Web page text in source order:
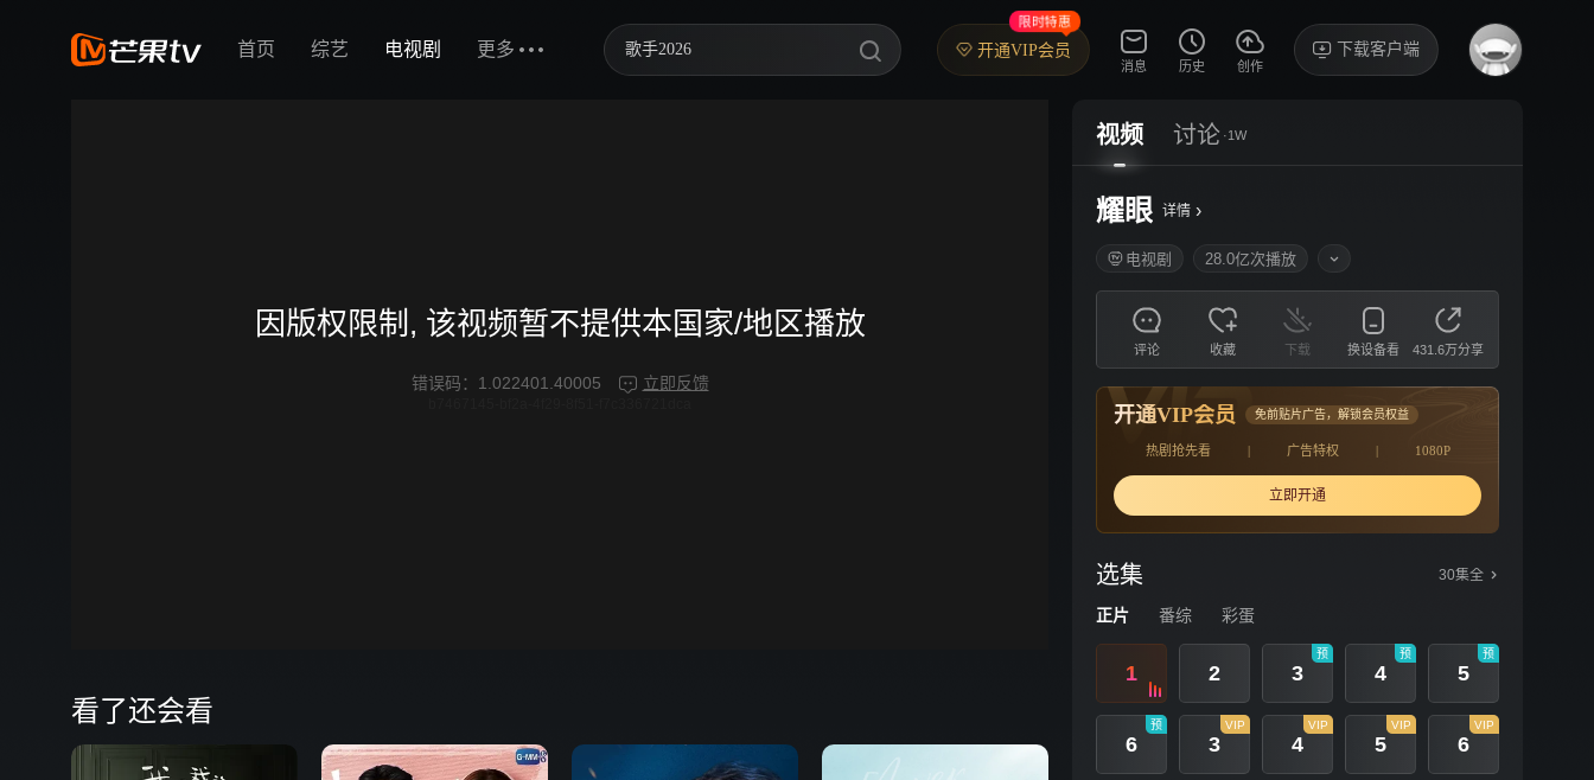
首页 综艺 电视剧 更多 歌手2026
妻子的浪漫旅行2026
开通VIP会员
限时特惠
消息 历史 创作
下载客户端
因版权限制, 该视频暂不提供本国家/地区播放
错误码： 1.022401.40005 立即反馈
看了还会看
视频 讨论 ·1W
耀眼 详情 ›
电视剧 28.0亿次播放
评论 收藏 下载 换设备看 431.6万分享
开通VIP会员 免前贴片广告，解锁会员权益
热剧抢先看 | 广告特权 | 1080P
立即开通
选集 30集全
正片 番综 彩蛋
1 2 3
预
4
预
5
预
6
预
3
VIP
4
VIP
5
VIP
6
VIP